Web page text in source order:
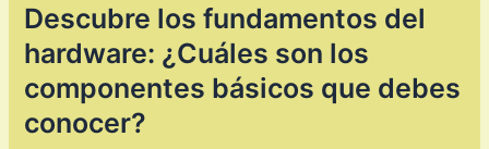
Descubre los fundamentos del
hardware: ¿Cuáles son los
componentes básicos que debes
conocer?